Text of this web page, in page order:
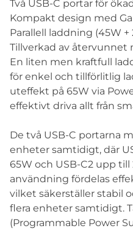
Två USB-C portar för
Kompakt design med
Parallell laddning (45W +
Tillverkad av återvunnet
En liten men kraftfull
för enkel och tillförlitlig
uteffekt på 65W via
effektivt driva allt från
De två USB-C portarna
enheter samtidigt, där
65W och USB-C2 upp till
användning fördelas
vilket säkerställer stabil
flera enheter samtidigt.
(Programmable Power